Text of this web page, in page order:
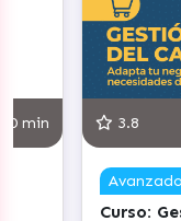
75 Minutos